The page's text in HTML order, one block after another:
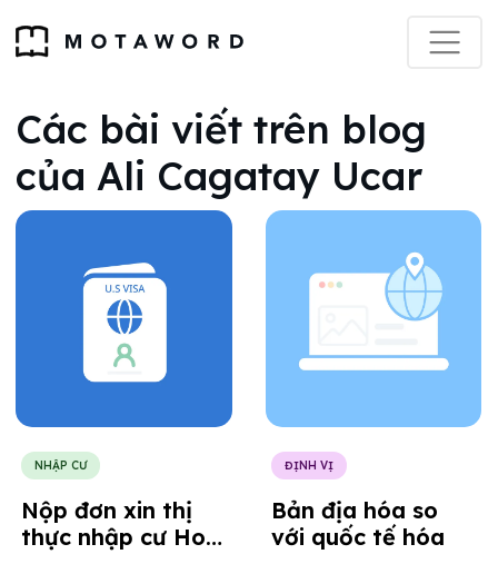
Các bài viết trên blog
của Ali Cagatay Ucar
NHẬP CƯ
Nộp đơn xin thị
thực nhập cư Hoa
ĐỊNH VỊ
Bản địa hóa so
với quốc tế hóa